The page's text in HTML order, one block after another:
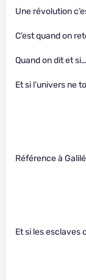
Une révolution
C’est quand on
Quand on dit et si…
Et si l’univers ne
Référence à
Et si les esclaves